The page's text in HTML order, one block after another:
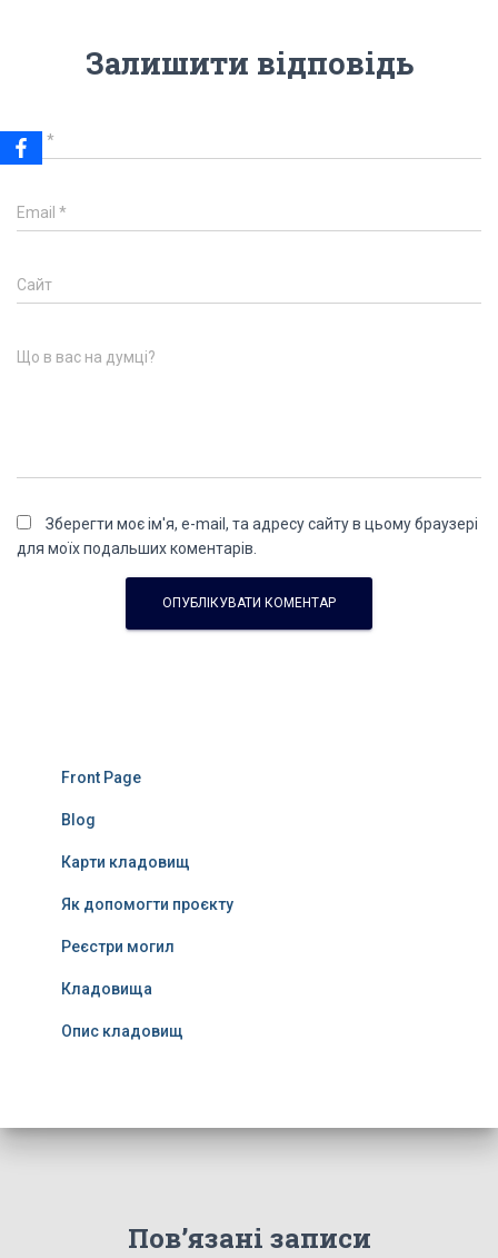
Залишити відповідь
Ім'я *
Email *
Сайт
Що в вас на думці?
Зберегти моє ім'я, e-mail, та адресу сайту в цьому браузері
для моїх подальших коментарів.
Front Page
Blog
Карти кладовищ
Як допомогти проєкту
Реєстри могил
Кладовища
Опис кладовищ
Пов’язані записи